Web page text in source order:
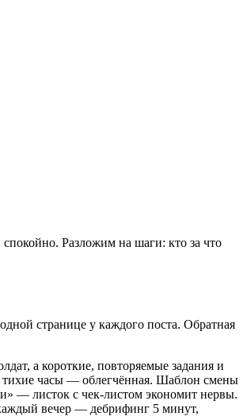
Разложим на шаги: кто за что
странице у каждого поста. Обратная
а короткие, повторяемые задания и
тихие часы — облегчённая. Шаблон смены
— листок с чек-листом экономит нервы.
вечер — дебрифинг 5 минут,